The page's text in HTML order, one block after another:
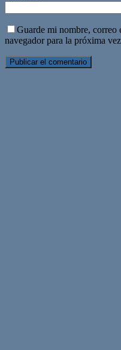
Guarde mi nombre, correo
navegador para la próxima